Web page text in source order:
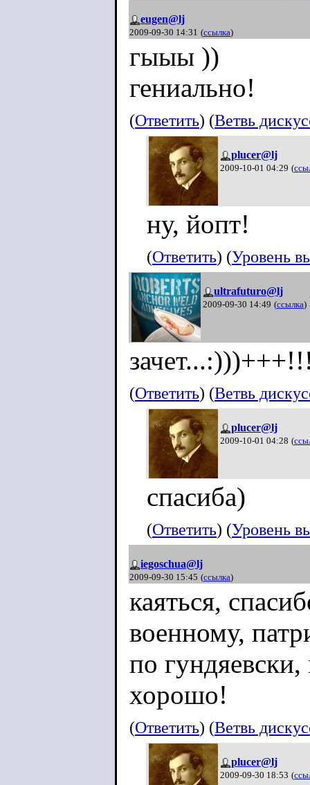
eugen@lj
2009-09-30 14:31 (ссылка)
гыыы ))
гениально!
(Ответить) (Ветвь
plucer@lj
2009-10-01 04:29 (
ну, йопт!
(Ответить) (Уровень
ultrafuturo@lj
2009-09-30 14:49 (ссылка)
(Ответить) (Ветвь
plucer@lj
2009-10-01 04:28 (
спасиба)
(Ответить) (Уровень
iegoschua@lj
2009-09-30 15:45 (ссылка)
каяться,
военному,
по
хорошо!
(Ответить) (Ветвь
plucer@lj
2009-09-30 18:53 (